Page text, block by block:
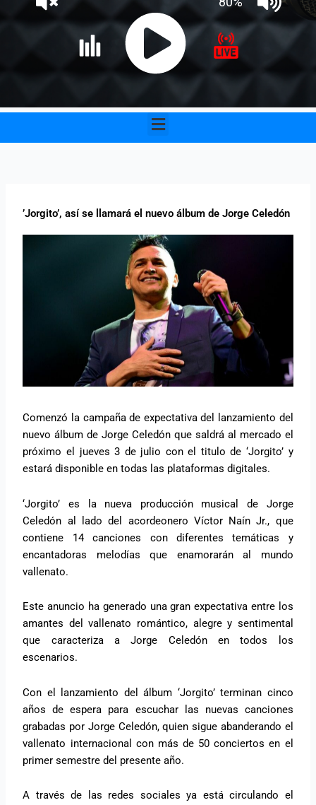
Menu
’Jorgito’, así se llamará el nuevo álbum de Jorge Celedón
Comenzó la campaña de expectativa del lanzamiento del
nuevo álbum de Jorge Celedón que saldrá al mercado el
próximo el jueves 3 de julio con el titulo de ‘Jorgito’ y
estará disponible en todas las plataformas digitales.
‘Jorgito’ es la nueva producción musical de Jorge
Celedón al lado del acordeonero Víctor Naín Jr., que
contiene 14 canciones con diferentes temáticas y
encantadoras melodías que enamorarán al mundo
vallenato.
Este anuncio ha generado una gran expectativa entre los
amantes del vallenato romántico, alegre y sentimental
que caracteriza a Jorge Celedón en todos los
escenarios.
Con el lanzamiento del álbum ‘Jorgito’ terminan cinco
años de espera para escuchar las nuevas canciones
grabadas por Jorge Celedón, quien sigue abanderando el
vallenato internacional con más de 50 conciertos en el
primer semestre del presente año.
A través de las redes sociales ya está circulando el